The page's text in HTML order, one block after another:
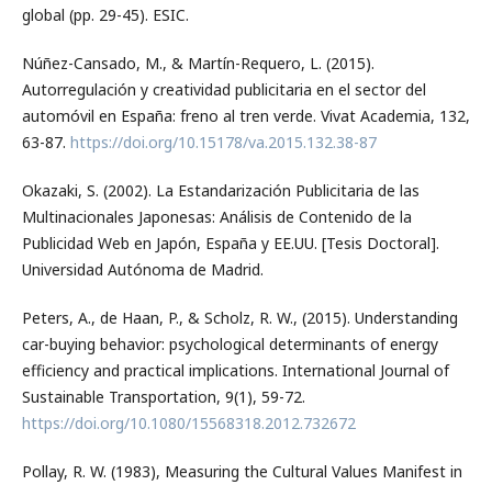
global (pp. 29-45). ESIC.
Núñez-Cansado, M., & Martín-Requero, L. (2015).
Autorregulación y creatividad publicitaria en el sector del
automóvil en España: freno al tren verde. Vivat Academia, 132,
63-87. https://doi.org/10.15178/va.2015.132.38-87
Okazaki, S. (2002). La Estandarización Publicitaria de las
Multinacionales Japonesas: Análisis de Contenido de la
Publicidad Web en Japón, España y EE.UU. [Tesis Doctoral].
Universidad Autónoma de Madrid.
Peters, A., de Haan, P., & Scholz, R. W., (2015). Understanding
car-buying behavior: psychological determinants of energy
efficiency and practical implications. International Journal of
Sustainable Transportation, 9(1), 59-72.
https://doi.org/10.1080/15568318.2012.732672
Pollay, R. W. (1983), Measuring the Cultural Values Manifest in